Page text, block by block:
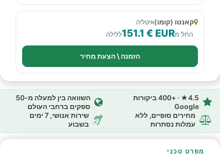
קאנטו (קומו)איטליה
החל מ151.1 € EURללילה
הזמנה \ הצעת מחיר
4.5★ · +400 ביקורות
Google
השוואה בין למעלה מ-50
ספקים ברחבי העולם
מחירים סופיים, ללא
עמלות נסתרות
שירות אנושי, 7 ימים
בשבוע
מפרט טכני